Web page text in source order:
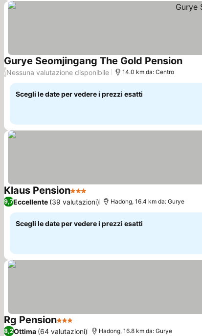
Gurye Seomjingang The Gold Pension
/Nessuna valutazione disponibile 14.0 km da: Centro
Scegli le date per vedere i prezzi esatti
Klaus Pension3 Stelle
9,7Eccellente (39 valutazioni) Hadong, 16.4 km da: Gurye
Scegli le date per vedere i prezzi esatti
Rg Pension3 Stelle
8,2Ottima (64 valutazioni) Hadong, 16.8 km da: Gurye